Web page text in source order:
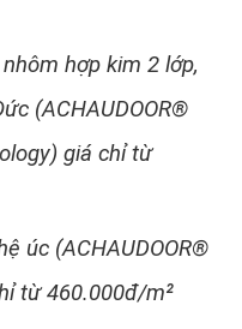
hợp kim 2 lớp,
(ACHAUDOOR®
giá chỉ từ
úc (ACHAUDOOR®
từ 460.000đ/m²